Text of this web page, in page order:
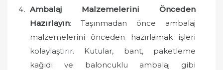
Ambalaj Malzemelerini Önceden
Hazırlayın: Taşınmadan önce ambalaj
malzemelerini önceden hazırlamak işleri
kolaylaştırır. Kutular, bant, paketleme
kağıdı ve baloncuklu ambalaj gibi